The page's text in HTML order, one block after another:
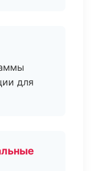
для